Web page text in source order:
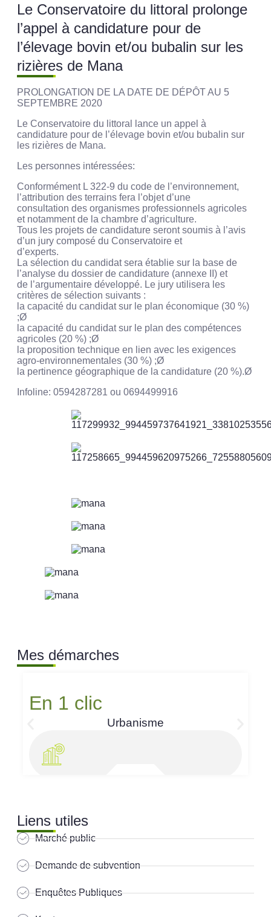
Le Conservatoire du littoral prolonge
l’appel à candidature pour de
l’élevage bovin et/ou bubalin sur les
rizières de Mana
PROLONGATION DE LA DATE DE DÉPÔT AU 5
SEPTEMBRE 2020
Le Conservatoire du littoral lance un appel à
candidature pour de l’élevage bovin et/ou bubalin sur
les rizières de Mana.
Les personnes intéressées:
Conformément L 322-9 du code de l’environnement,
l’attribution des terrains fera l’objet d’une
consultation des organismes professionnels agricoles
et notamment de la chambre d’agriculture.
Tous les projets de candidature seront soumis à l’avis
d’un jury composé du Conservatoire et
d’experts.
La sélection du candidat sera établie sur la base de
l’analyse du dossier de candidature (annexe II) et
de l’argumentaire développé. Le jury utilisera les
critères de sélection suivants :
la capacité du candidat sur le plan économique (30 %)
;Ø
la capacité du candidat sur le plan des compétences
agricoles (20 %) ;Ø
la proposition technique en lien avec les exigences
agro-environnementales (30 %) ;Ø
la pertinence géographique de la candidature (20 %).Ø
Infoline: 0594287281 ou 0694499916
Mes démarches
En 1 clic
Urbanisme
Liens utiles
Marché public
Demande de subvention
Enquêtes Publiques